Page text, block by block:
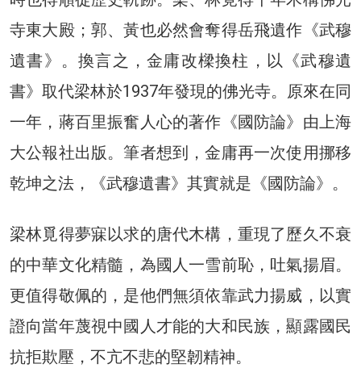
寺東大殿；郭、黃也必然會奪得岳飛遺作《武穆
遺書》。換言之，金庸改樑換柱，以《武穆遺
書》取代梁林於1937年發現的佛光寺。原來在同
一年，蔣百里振奮人心的著作《國防論》由上海
大公報社出版。筆者想到，金庸再一次使用挪移
乾坤之法，《武穆遺書》其實就是《國防論》。
梁林覓得夢寐以求的唐代木構，重現了歷久不衰
的中華文化精髓，為國人一雪前恥，吐氣揚眉。
更值得敬佩的，是他們無須依靠武力揚威，以實
證向當年蔑視中國人才能的大和民族，顯露國民
抗拒欺壓，不亢不悲的堅韌精神。